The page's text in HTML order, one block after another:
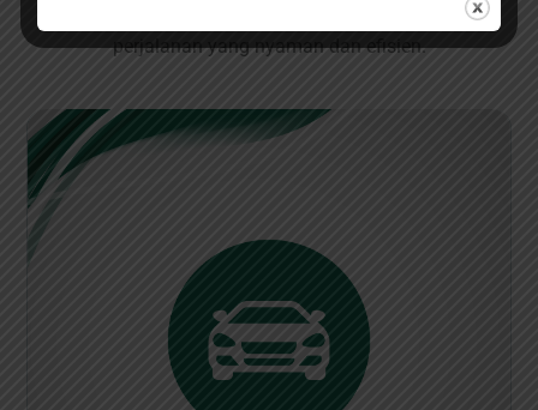
Informasi dan dukungan layanan yang tersedia demi
perjalanan yang nyaman dan efisien.